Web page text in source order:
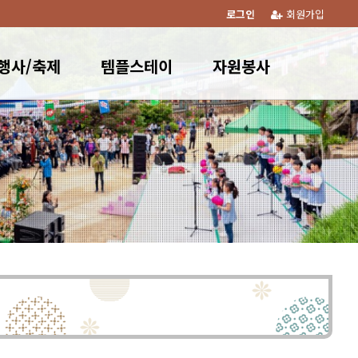
회원가입
로그인
사/축제 템플스테이 자원봉사